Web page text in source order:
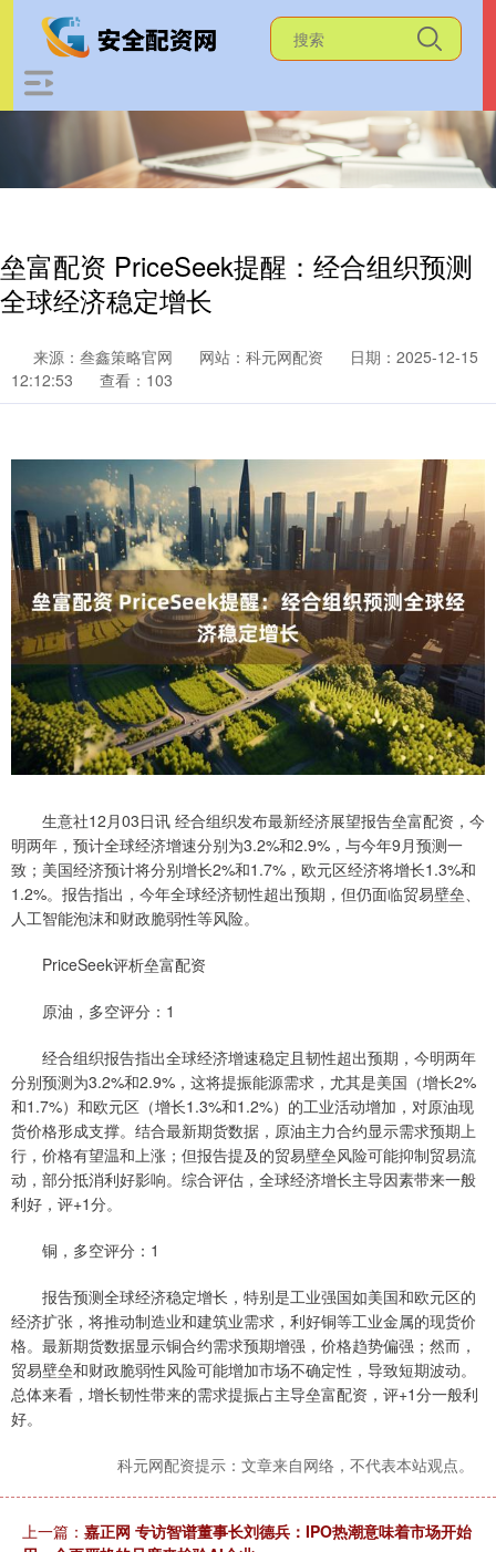
垒富配资 PriceSeek提醒：经合组织预测
全球经济稳定增长
来源：叁鑫策略官网 网站：科元网配资
日期：2025-12-15
12:12:53
查看：103
生意社12月03日讯 经合组织发布最新经济展望报告垒富配资，今
明两年，预计全球经济增速分别为3.2%和2.9%，与今年9月预测一
致；美国经济预计将分别增长2%和1.7%，欧元区经济将增长1.3%和
1.2%。报告指出，今年全球经济韧性超出预期，但仍面临贸易壁垒、
人工智能泡沫和财政脆弱性等风险。
PriceSeek评析垒富配资
原油，多空评分：1
经合组织报告指出全球经济增速稳定且韧性超出预期，今明两年
分别预测为3.2%和2.9%，这将提振能源需求，尤其是美国（增长2%
和1.7%）和欧元区（增长1.3%和1.2%）的工业活动增加，对原油现
货价格形成支撑。结合最新期货数据，原油主力合约显示需求预期上
行，价格有望温和上涨；但报告提及的贸易壁垒风险可能抑制贸易流
动，部分抵消利好影响。综合评估，全球经济增长主导因素带来一般
利好，评+1分。
铜，多空评分：1
报告预测全球经济稳定增长，特别是工业强国如美国和欧元区的
经济扩张，将推动制造业和建筑业需求，利好铜等工业金属的现货价
格。最新期货数据显示铜合约需求预期增强，价格趋势偏强；然而，
贸易壁垒和财政脆弱性风险可能增加市场不确定性，导致短期波动。
总体来看，增长韧性带来的需求提振占主导垒富配资，评+1分一般利
好。
科元网配资提示：文章来自网络，不代表本站观点。
上一篇： 嘉正网 专访智谱董事长刘德兵：IPO热潮意味着市场开始